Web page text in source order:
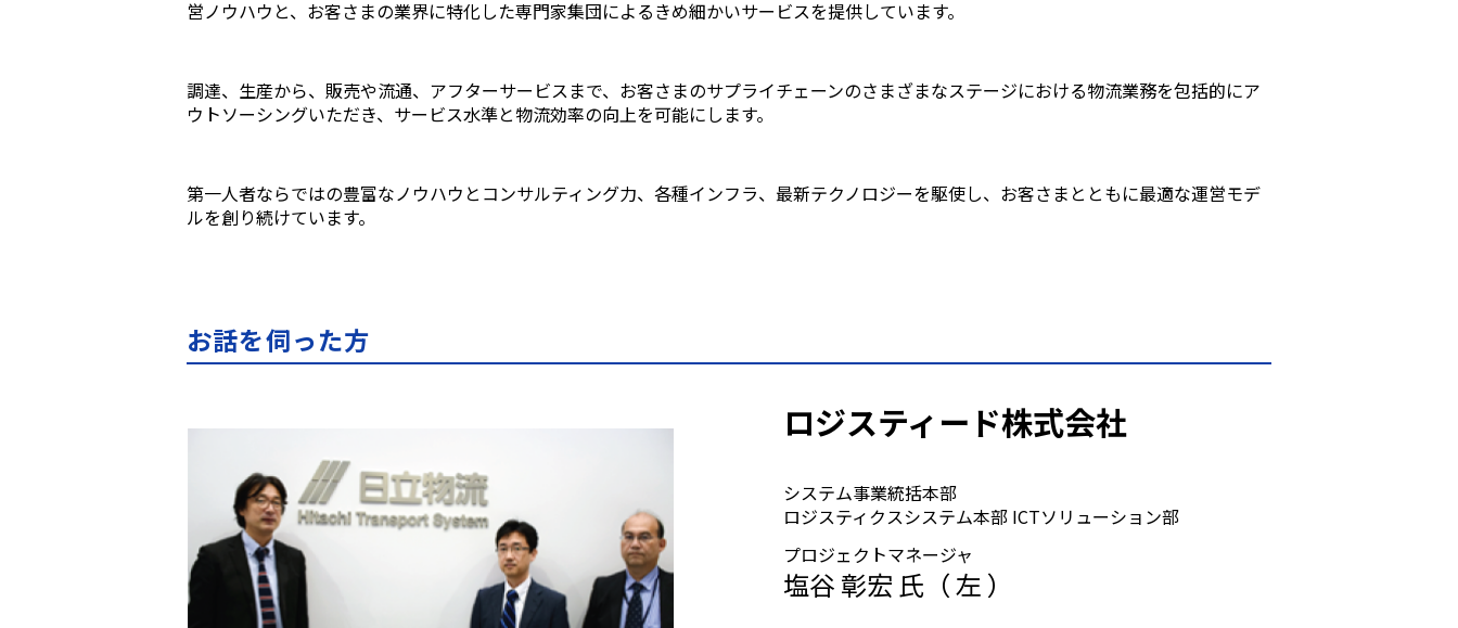
営ノウハウと、お客さまの業界に特化した専門家集団によるきめ細かいサービスを提供しています。
調達、生産から、販売や流通、アフターサービスまで、お客さまのサプライチェーンのさまざまなステージにおける物流業務を包括的にア
ウトソーシングいただき、サービス水準と物流効率の向上を可能にします。​
第一人者ならではの豊富なノウハウとコンサルティング力、各種インフラ、最新テクノロジーを駆使し、お客さまとともに最適な運営モデ
ルを創り続けています。
お話を伺った方
ロジスティード株式会社
システム事業統括本部
ロジスティクスシステム本部 ICTソリューション部
プロジェクトマネージャ
塩谷 彰宏 氏（ 左 ）